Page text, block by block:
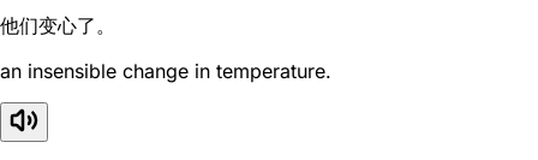
他们变心了。
an insensible change in temperature.